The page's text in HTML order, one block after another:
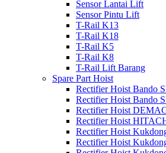
Sensor Lantai Lift
Sensor Pintu Lift
T-Rail K13
T-Rail K18
T-Rail K5
T-Rail K8
T-Rail Lift Barang
Spare Part Hoist
Rectifier Hoist Bando
Rectifier Hoist Bando
Rectifier Hoist
Rectifier Hoist
Rectifier Hoist
Rectifier Hoist